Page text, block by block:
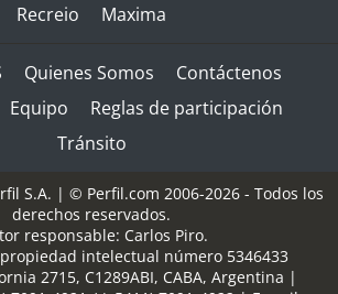
Recreio
Maxima
Quienes Somos
Contáctenos
Equipo
Reglas de participación
Tránsito
S.A. | © Perfil.com 2006-2026 - Todos los
derechos reservados.
responsable: Carlos Piro.
intelectual número 5346433
2715, C1289ABI, CABA, Argentina |